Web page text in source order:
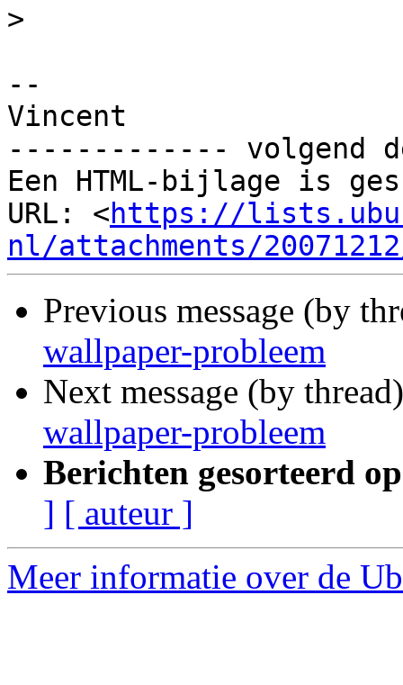
>
--
Vincent
------------- volgend
Een HTML-bijlage is
URL: <https://
nl/attachments/
Previous message (by
wallpaper-probleem
Next message (by
wallpaper-probleem
Berichten gesorteerd
] [ auteur ]
Meer informatie over de